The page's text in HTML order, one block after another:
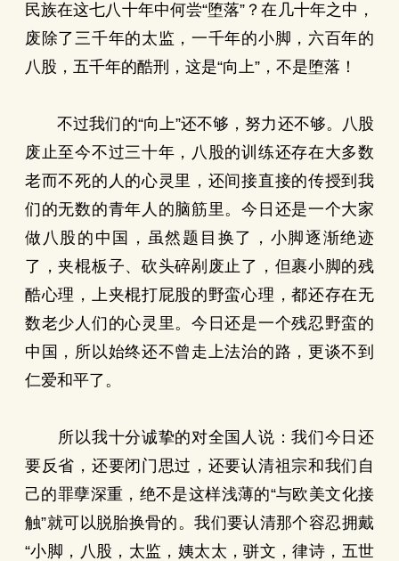
民族在这七八十年中何尝“堕落”？在几十年之中，
废除了三千年的太监，一千年的小脚，六百年的
八股，五千年的酷刑，这是“向上”，不是堕落！
不过我们的“向上”还不够，努力还不够。八股
废止至今不过三十年，八股的训练还存在大多数
老而不死的人的心灵里，还间接直接的传授到我
们的无数的青年人的脑筋里。今日还是一个大家
做八股的中国，虽然题目换了，小脚逐渐绝迹
了，夹棍板子、砍头碎剐废止了，但裹小脚的残
酷心理，上夹棍打屁股的野蛮心理，都还存在无
数老少人们的心灵里。今日还是一个残忍野蛮的
中国，所以始终还不曾走上法治的路，更谈不到
仁爱和平了。
所以我十分诚挚的对全国人说：我们今日还
要反省，还要闭门思过，还要认清祖宗和我们自
己的罪孽深重，绝不是这样浅薄的“与欧美文化接
触”就可以脱胎换骨的。我们要认清那个容忍拥戴
“小脚，八股，太监，姨太太，骈文，律诗，五世